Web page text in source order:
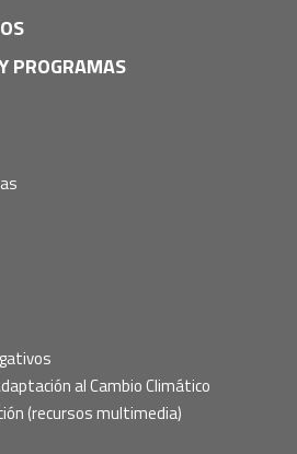
PROGRAMAS
al Cambio Climático
(recursos multimedia)